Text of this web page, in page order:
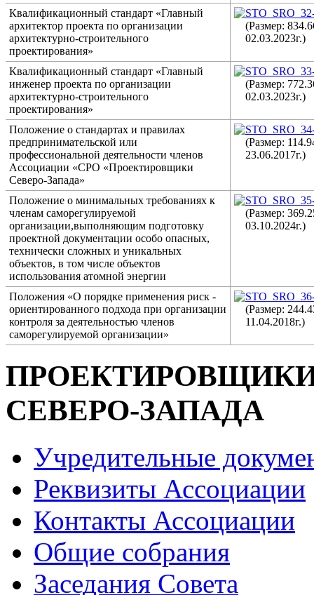
Квалификационный стандарт «Главный
архитектор проекта по организации
архитектурно-строительного
проектирования»
(Размер:
02.03.2023г.)
Квалификационный стандарт «Главный
инженер проекта по организации
архитектурно-строительного
проектирования»
(Размер:
02.03.2023г.)
Положение о стандартах и правилах
предпринимательской или
профессиональной деятельности членов
Ассоциации «СРО «Проектировщики
Северо-Запада»
(Размер:
23.06.2017г.)
Положение о минимальных требованиях к
членам саморегулируемой
организации,выполняющим подготовку
проектной документации особо опасных,
технически сложных и уникальных
объектов, в том числе объектов
использования атомной энергии
(Размер:
03.10.2024г.)
Положения «О порядке применения риск -
ориентированного подхода при организации
контроля за деятельностью членов
саморегулируемой организации»
(Размер:
11.04.2018г.)
СЕВЕРО-ЗАПАДА
Учредительные
Реквизиты Ассоциации
Контакты Ассоциации
Общие собрания
Заседания Совета